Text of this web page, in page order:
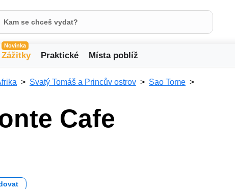
Novinka
Zážitky Praktické Místa poblíž
Svatý Tomáš a Princův ostrov Sao Tome
Cafe